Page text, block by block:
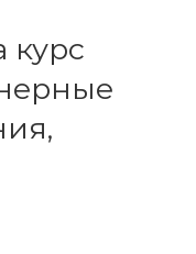
курс